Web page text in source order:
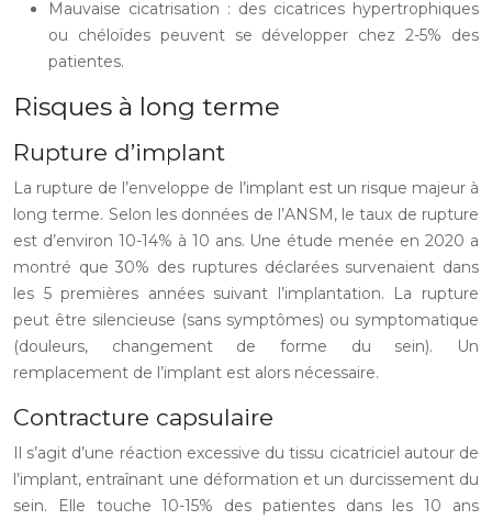
Mauvaise cicatrisation : des cicatrices hypertrophiques
ou chéloïdes peuvent se développer chez 2-5% des
patientes.
Risques à long terme
Rupture d’implant
La rupture de l’enveloppe de l’implant est un risque majeur à
long terme. Selon les données de l’ANSM, le taux de rupture
est d’environ 10-14% à 10 ans. Une étude menée en 2020 a
montré que 30% des ruptures déclarées survenaient dans
les 5 premières années suivant l’implantation. La rupture
peut être silencieuse (sans symptômes) ou symptomatique
(douleurs, changement de forme du sein). Un
remplacement de l’implant est alors nécessaire.
Contracture capsulaire
Il s’agit d’une réaction excessive du tissu cicatriciel autour de
l’implant, entraînant une déformation et un durcissement du
sein. Elle touche 10-15% des patientes dans les 10 ans